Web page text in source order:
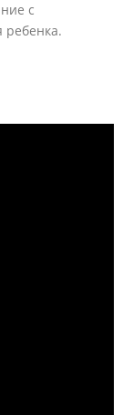
с
ребенка.